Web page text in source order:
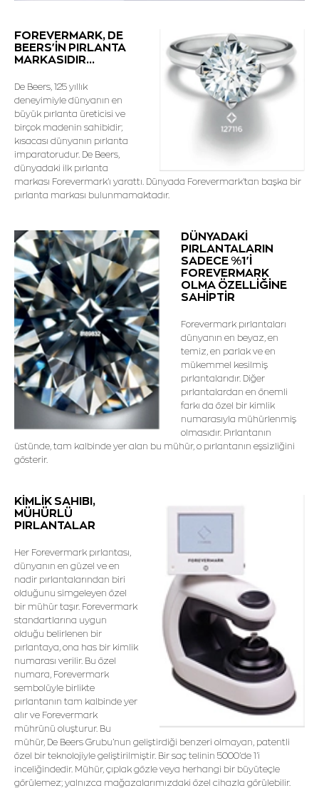
FOREVERMARK, DE
BEERS'İN PIRLANTA
MARKASIDIR...
De Beers, 125 yıllık
deneyimiyle dünyanın en
büyük pırlanta üreticisi ve
birçok madenin sahibidir;
kısacası dünyanın pırlanta
imparatorudur. De Beers,
dünyadaki ilk pırlanta
markası Forevermark'ı yarattı. Dünyada Forevermark'tan başka bir
pırlanta markası bulunmamaktadır.
DÜNYADAKİ
PIRLANTALARIN
SADECE %1'İ
FOREVERMARK
OLMA ÖZELLİĞİNE
SAHİPTİR
Forevermark pırlantaları
dünyanın en beyaz, en
temiz, en parlak ve en
mükemmel kesilmiş
pırlantalarıdır. Diğer
pırlantalardan en önemli
farkı da özel bir kimlik
numarasıyla mühürlenmiş
olmasıdır. Pırlantanın
üstünde, tam kalbinde yer alan bu mühür, o pırlantanın eşsizliğini
gösterir.
KİMLİK SAHIBI,
MÜHÜRLÜ
PIRLANTALAR
Her Forevermark pırlantası,
dünyanın en güzel ve en
nadir pırlantalarından biri
olduğunu simgeleyen özel
bir mühür taşır. Forevermark
standartlarına uygun
olduğu belirlenen bir
pırlantaya, ona has bir kimlik
numarası verilir. Bu özel
numara, Forevermark
sembolüyle birlikte
pırlantanın tam kalbinde yer
alır ve Forevermark
mührünü oluşturur. Bu
mühür, De Beers Grubu’nun geliştirdiği benzeri olmayan, patentli
özel bir teknolojiyle geliştirilmiştir. Bir saç telinin 5000’de 1’i
inceliğindedir. Mühür, çıplak gözle veya herhangi bir büyüteçle
görülemez; yalnızca mağazalarımızdaki özel cihazla görülebilir.